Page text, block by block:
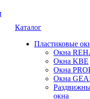
Каталог
Пластиковые
Окна
Окна KBE
Окна
Окна
окна